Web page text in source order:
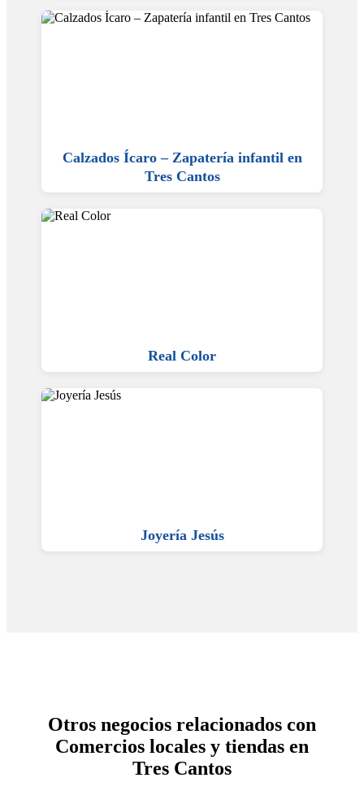
Calzados Ícaro – Zapatería infantil en
Tres Cantos
Real Color
Joyería Jesús
Otros negocios relacionados con
Comercios locales y tiendas en
Tres Cantos